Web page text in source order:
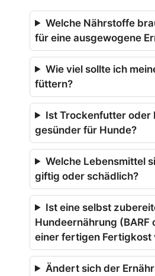
Welche Nährstoffe
für eine ausgewogene
Wie viel sollte ich
füttern?
Ist Trockenfutter oder
gesünder für Hunde?
Welche Lebensmittel
giftig oder schädlich?
Ist eine selbst
Hundeernährung (BARF
einer fertigen Fertigkost
Ändert sich der